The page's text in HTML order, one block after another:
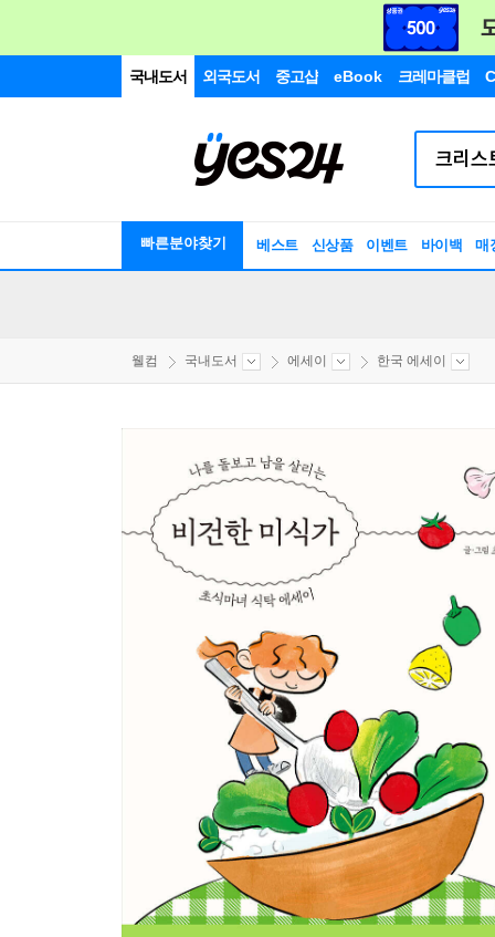
국내도서 외국도서 중고샵 eBook 크레마클럽
빠른분야찾기 베스트 신상품 이벤트 바이백 매
웰컴 국내도서 에세이 한국 에세이